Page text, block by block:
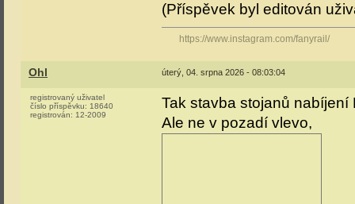
(Příspěvek byl editován
https://www.instagram.com/fanyrail/
Ohl úterý, 04. srpna 2026 - 08:03:04
registrovaný uživatel
číslo příspěvku: 18640
registrován: 12-2009
Tak stavba stojanů nabíjení
Ale ne v pozadí vlevo,